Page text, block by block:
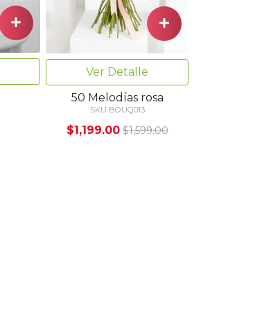
Ver Detalle
50 Melodías rosa
SKU BOUQ013
$1,199.00 $1,599.00